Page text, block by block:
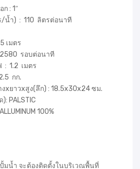
: 1″
น้ำ) : 110 ลิตรต่อนาที
เมตร
รอบต่อนาที
: 1.2 เมตร
กก.
xยาวxสูง(ลึก) : 18.5x30x24 ซม.
): PALSTIC
100%
มน้ำ จะต้องติดตั้งในบริเวณพื้นที่